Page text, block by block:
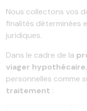
Nous collectons vos
finalités déterminées
juridiques.
Dans le cadre de la
viager hypothécaire
personnelles comme
traitement :